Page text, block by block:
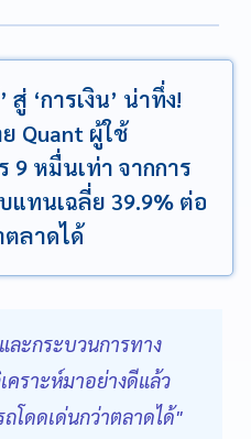
‘การเงิน’ น่าทึ่ง!
Quant ผู้ใช้
9 หมื่นเท่า จากการ
แทนเฉลี่ย 39.9% ต่อ
ตลาดได้
ละกระบวนการทาง
คราะห์มาอย่างดีแล้ว
โดดเด่นกว่าตลาดได้"